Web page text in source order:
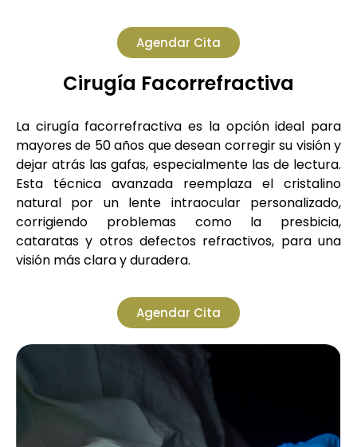
Agendar Cita
Cirugía Facorrefractiva
La cirugía facorrefractiva es la opción ideal para
mayores de 50 años que desean corregir su visión y
dejar atrás las gafas, especialmente las de lectura.
Esta técnica avanzada reemplaza el cristalino
natural por un lente intraocular personalizado,
corrigiendo problemas como la presbicia,
cataratas y otros defectos refractivos, para una
visión más clara y duradera.
Agendar Cita